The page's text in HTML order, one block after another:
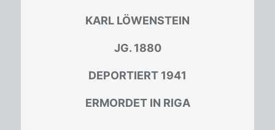
KARL LÖWENSTEIN
JG. 1880
DEPORTIERT 1941
ERMORDET IN RIGA